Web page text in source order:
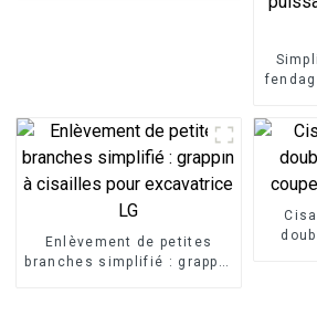
une
et
Enlèvement de petites
branches simplifié : grappin